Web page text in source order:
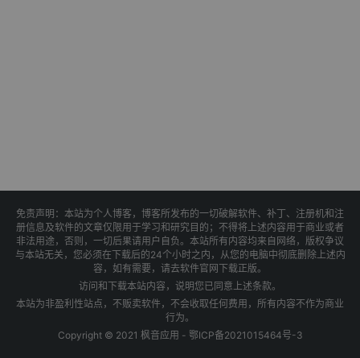
免责声明：本站为个人博客，博客所发布的一切破解软件、补丁、注册机和注
册信息及软件的文章仅限用于学习和研究目的；不得将上述内容用于商业或者
非法用途，否则，一切后果请用户自负。本站所有内容均来自网络，版权争议
与本站无关，您必须在下载后的24个小时之内，从您的电脑中彻底删除上述内
容，如有需要，请去软件官网下载正版。
访问和下载本站内容，说明您已同意上述条款。
本站为非盈利性站点，不贩卖软件，不会收取任何费用，所有内容不作为商业
行为。
Copyright © 2021 枫音应用 - 鄂ICP备2021015464号-3